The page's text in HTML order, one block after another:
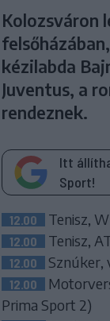
Kolozsváron
kézilabda
Juventus, a
rendeznek.
Itt
Sport!
12.00 Tenisz,
12.00 Tenisz,
12.00 Sznúker,
12.00
Prima Sport 2)